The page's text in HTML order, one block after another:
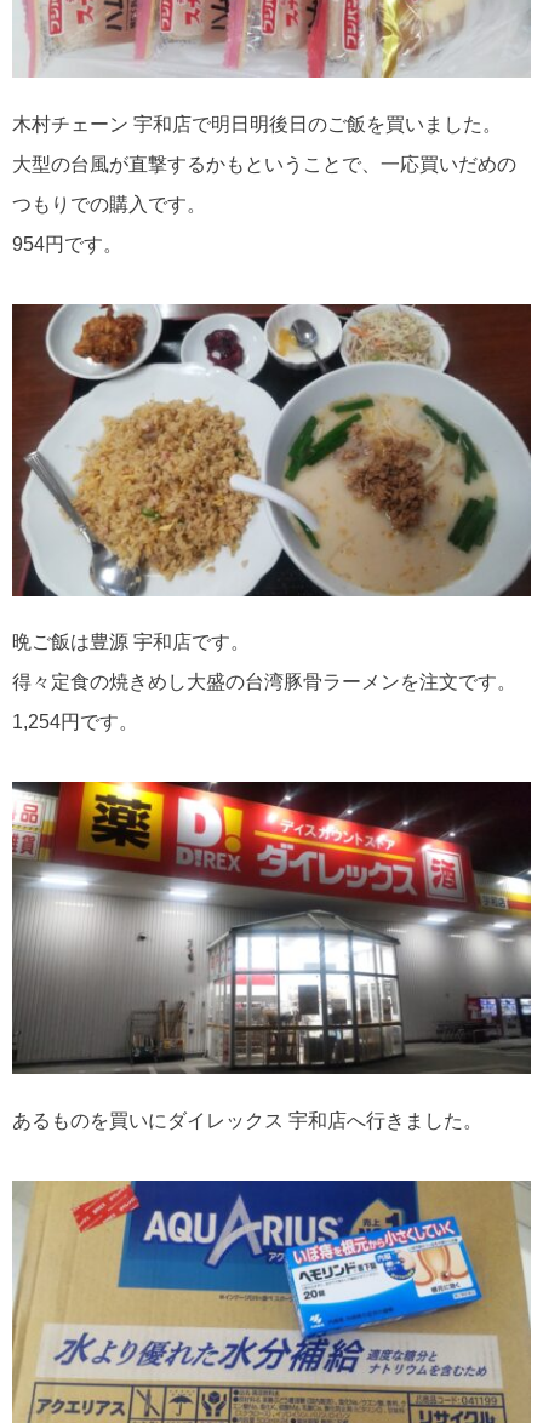
木村チェーン 宇和店で明日明後日のご飯を買いました。
大型の台風が直撃するかもということで、一応買いだめの
つもりでの購入です。
954円です。
晩ご飯は豊源 宇和店です。
得々定食の焼きめし大盛の台湾豚骨ラーメンを注文です。
1,254円です。
あるものを買いにダイレックス 宇和店へ行きました。